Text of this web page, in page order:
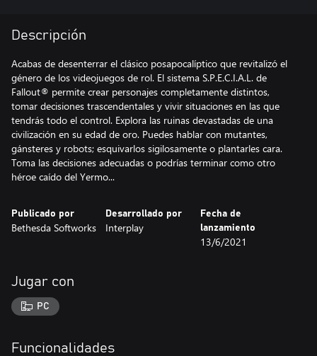
Descripción
Acabas de desenterrar el clásico posapocalíptico que revitalizó el
género de los videojuegos de rol. El sistema S.P.E.C.I.A.L. de
Fallout® permite crear personajes completamente distintos,
tomar decisiones trascendentales y vivir situaciones en las que
tendrás todo el control. Explora las ruinas devastadas de una
civilización en su edad de oro. Puedes hablar con mutantes,
gánsteres y robots; esquivarlos sigilosamente o plantarles cara.
Toma las decisiones adecuadas o podrías terminar como otro
héroe caído del Yermo...
Publicado por
Bethesda Softworks
Desarrollado por
Interplay
Fecha de
lanzamiento
13/6/2021
Jugar con
PC
Funcionalidades